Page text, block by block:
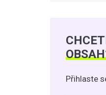
Přihlaste